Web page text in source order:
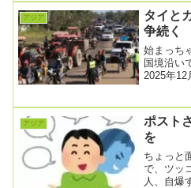
アジア
タイと
争続く
始まっち
国境沿い
2025年12
アジア
ポスト
を
ちょっと
で、ツッ
人、自爆